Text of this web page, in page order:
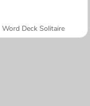
Word Deck Solitaire